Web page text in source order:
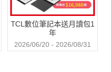
TCL數位筆記本送月讀包1
年
2026/06/20 - 2026/08/31